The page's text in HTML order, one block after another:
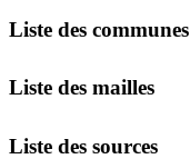
Liste des communes
Liste des mailles
Liste des sources